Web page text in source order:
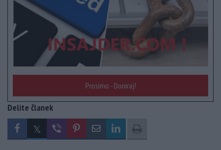
Prosimo - Doniraj!
Delite članek